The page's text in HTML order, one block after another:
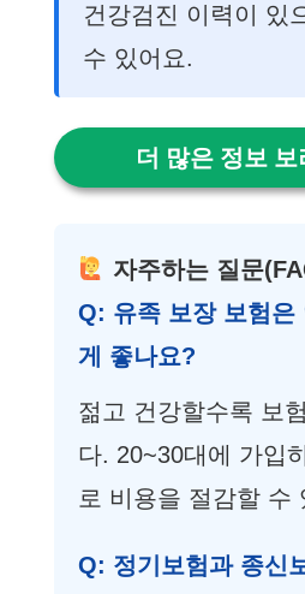
건강검진 이력이 있
수 있어요.
더 많은 정보 보
자주하는 질문
Q: 유족 보장 보험은
게 좋나요?
젊고 건강할수록 보
다. 20~30대에 가입
로 비용을 절감할 수
Q: 정기보험과 종신